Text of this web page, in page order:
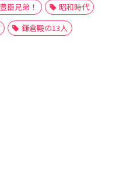
豊臣兄弟！
昭和時代
鎌倉殿の13人